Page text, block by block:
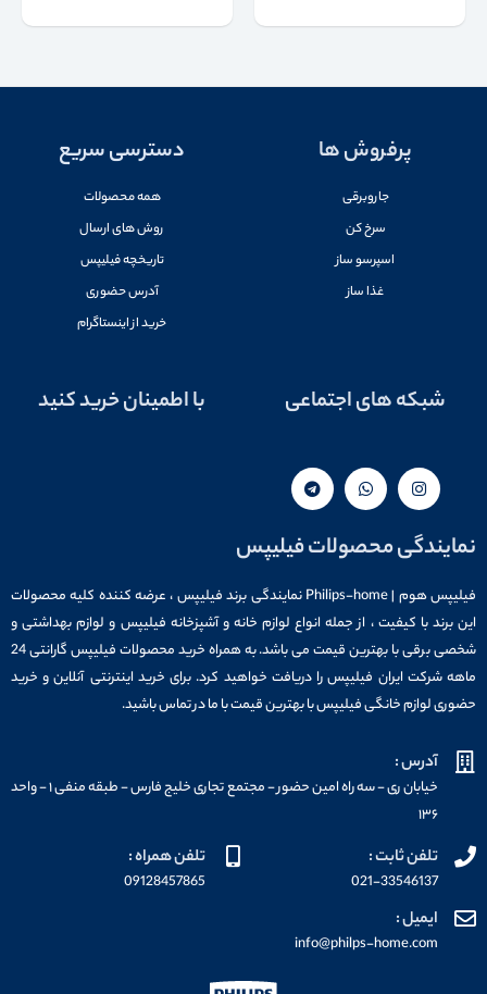
پرفروش ها
جاروبرقی
سرخ کن
اسپرسو ساز
غذا ساز
دسترسی سریع
همه محصولات
روش های ارسال
تاریخچه فیلیپس
آدرس حضوری
خرید از اینستاگرام
شبکه های اجتماعی با اطمینان خرید کنید
نمایندگی محصولات فیلیپس
فیلیپس هوم | Philips-home نمایندگی برند فیلیپس ، عرضه کننده کلیه محصولات
این برند با کیفیت ، از جمله انواع لوازم خانه و آشپزخانه فیلیپس و لوازم بهداشتی و
شخصی برقی با بهترین قیمت می باشد. به همراه خرید محصولات فیلیپس گارانتی 24
ماهه شرکت ایران فیلیپس را دریافت خواهید کرد. برای خرید اینترنتی آنلاین و خرید
حضوری لوازم خانگی فیلیپس با بهترین قیمت با ما در تماس باشید.
آدرس :
خیابان ری - سه راه امین حضور - مجتمع تجاری خلیج فارس - طبقه منفی ۱ - واحد
۱۳۶
تلفن ثابت :
021-33546137
تلفن همراه :
09128457865
ایمیل :
info@philps-home.com